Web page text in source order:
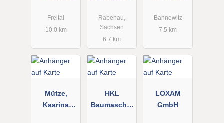
Anhänger
Freital
10.0 km
g &
Technikhan
del Mütze
Rabenau,
Sachsen
6.7 km
geräte
Bannewitz
7.5 km
Mütze,
Kaarina
HKL
Baumaschin
LOXAM
GmbH